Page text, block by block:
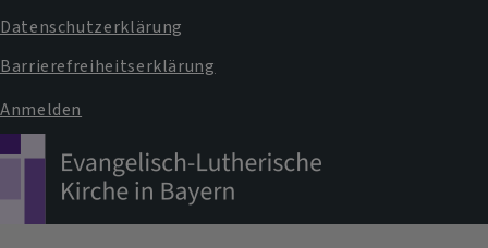
Datenschutzerklärung
Barrierefreiheitserklärung
Benutzermenü
Anmelden